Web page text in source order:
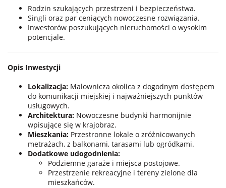
Rodzin szukających przestrzeni i bezpieczeństwa.
Singli oraz par ceniących nowoczesne rozwiązania.
Inwestorów poszukujących nieruchomości o wysokim
potencjale.
Opis Inwestycji
Lokalizacja: Malownicza okolica z dogodnym dostępem
do komunikacji miejskiej i najważniejszych punktów
usługowych.
Architektura: Nowoczesne budynki harmonijnie
wpisujące się w krajobraz.
Mieszkania: Przestronne lokale o zróżnicowanych
metrażach, z balkonami, tarasami lub ogródkami.
Dodatkowe udogodnienia:
Podziemne garaże i miejsca postojowe.
Przestrzenie rekreacyjne i tereny zielone dla
mieszkańców.